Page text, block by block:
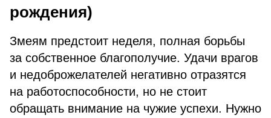
рождения)
Змеям предстоит неделя, полная борьбы
за собственное благополучие. Удачи врагов
и недоброжелателей негативно отразятся
на работоспособности, но не стоит
обращать внимание на чужие успехи. Нужно